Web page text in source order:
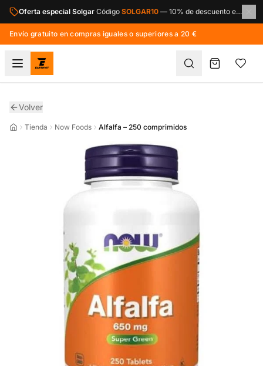
Saltar al contenido principal
Oferta especial Solgar Código SOLGAR10 — 10% de descuento en toda la marca Solgar.
Envío gratuito en compras iguales o superiores a 20 €
Volver
Tienda Now Foods Alfalfa – 250 comprimidos